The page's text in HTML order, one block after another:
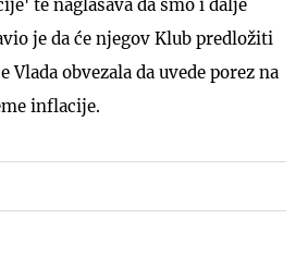
te naglašava da smo i dalje
je da će njegov Klub predložiti
Vlada obvezala da uvede porez na
inflacije.